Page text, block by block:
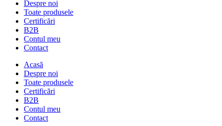
Despre noi
Toate produsele
Certificări
B2B
Contul meu
Contact
Acasă
Despre noi
Toate produsele
Certificări
B2B
Contul meu
Contact